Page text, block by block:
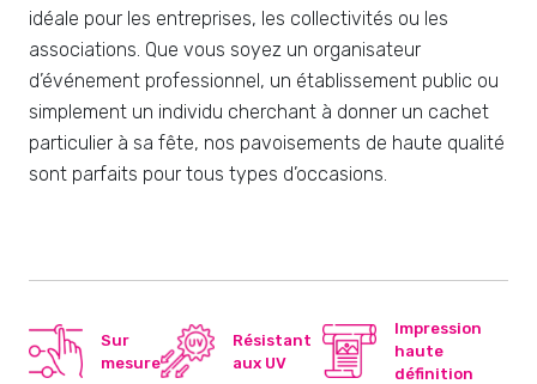
idéale pour les entreprises, les collectivités ou les
associations. Que vous soyez un organisateur
d’événement professionnel, un établissement public ou
simplement un individu cherchant à donner un cachet
particulier à sa fête, nos pavoisements de haute qualité
sont parfaits pour tous types d’occasions.
Sur
mesure
Résistant
aux UV
Impression
haute
définition